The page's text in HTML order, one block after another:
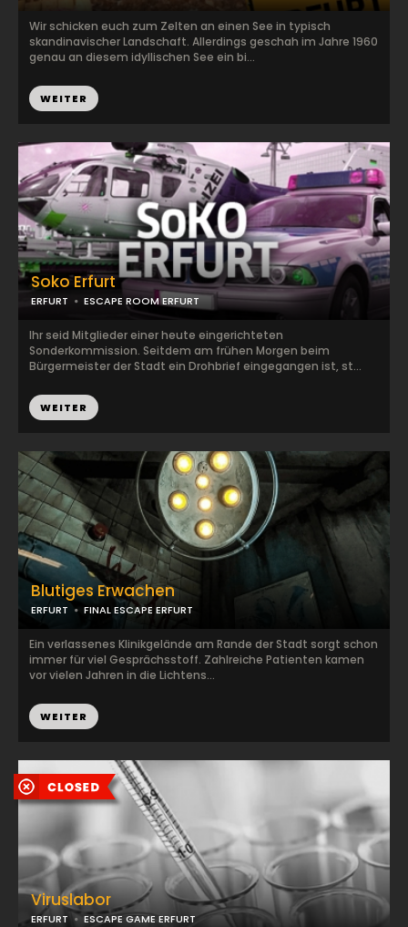
Wir schicken euch zum Zelten an einen See in typisch
skandinavischer Landschaft. Allerdings geschah im Jahre 1960
genau an diesem idyllischen See ein bi...
WEITER
Blutiges Erwachen
ERFURT FINAL ESCAPE ERFURT
Ein verlassenes Klinikgelände am Rande der Stadt sorgt schon
immer für viel Gesprächsstoff. Zahlreiche Patienten kamen
vor vielen Jahren in die Lichtens...
WEITER
Soko Erfurt
ERFURT ESCAPE ROOM ERFURT
Ihr seid Mitglieder einer heute eingerichteten
Sonderkommission. Seitdem am frühen Morgen beim
Bürgermeister der Stadt ein Drohbrief eingegangen ist, st...
WEITER
Viruslabor
ERFURT ESCAPE GAME ERFURT